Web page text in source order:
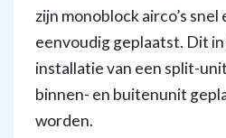
zijn monoblock airco’s
eenvoudig geplaatst. Dit
installatie van een split-
binnen- en buitenunit
worden.